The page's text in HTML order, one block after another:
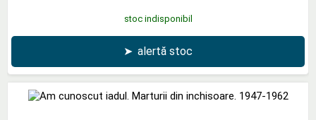
stoc indisponibil
➤ alertă stoc